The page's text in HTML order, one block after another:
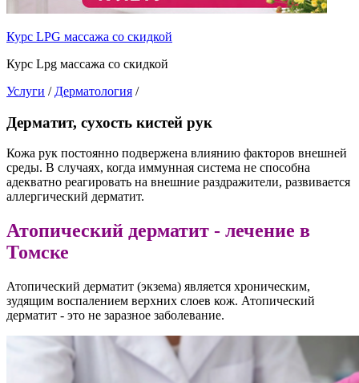
Курс LPG массажа со скидкой
Курс Lpg массажа со скидкой
Услуги / Дерматология /
Дерматит, сухость кистей рук
Кожа рук постоянно подвержена влиянию факторов внешней
среды. В случаях, когда иммунная система не способна
адекватно реагировать на внешние раздражители, развивается
аллергический дерматит.
Атопический дерматит - лечение в
Томске
Атопический дерматит (экзема) является хроническим,
зудящим воспалением верхних слоев кож. Атопический
дерматит - это не заразное заболевание.